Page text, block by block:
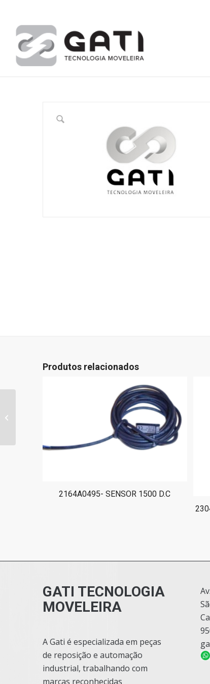
Produtos relacionados
2164A0495- SENSOR 1500 D.C
GATI TECNOLOGIA
MOVELEIRA
A Gati é especializada em peças
de reposição e automação
industrial, trabalhando com
marcas reconhecidas